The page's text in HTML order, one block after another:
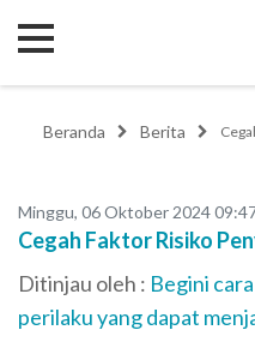
Beranda Berita
Minggu, 06 Oktober 2024
Cegah Faktor Risiko
Ditinjau oleh : Begini
perilaku yang dapat